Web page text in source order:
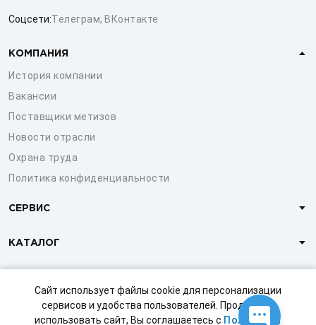
Сайт использует файлы cookie для персонализации
сервисов и удобства пользователей. Продолжая
использовать сайт, Вы соглашаетесь с Политикой
Соцсети:Телеграм, ВКонтакте
КОМПАНИЯ
История компании
Вакансии
Поставщики метизов
Новости отрасли
Охрана труда
Политика конфиденциальности
СЕРВИС
КАТАЛОГ